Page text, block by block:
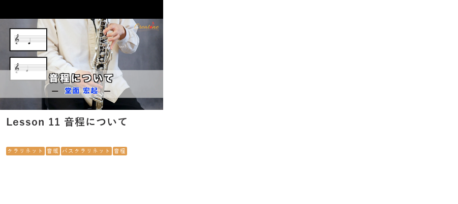
Lesson 11 音程について
クラリネット 音域 バスクラリネット 音程